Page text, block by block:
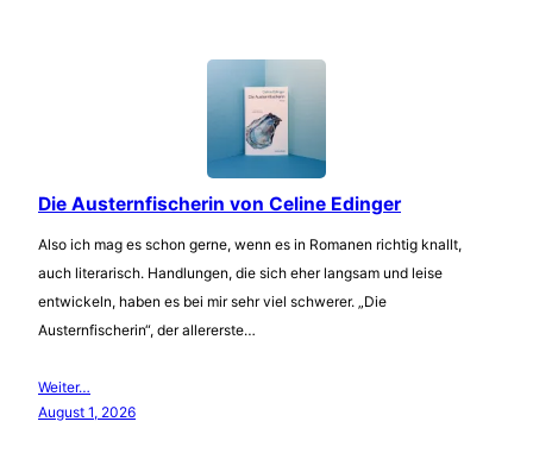
Die Austernfischerin von Celine Edinger
Also ich mag es schon gerne, wenn es in Romanen richtig knallt,
auch literarisch. Handlungen, die sich eher langsam und leise
entwickeln, haben es bei mir sehr viel schwerer. „Die
Austernfischerin“, der allererste…
Weiter…
August 1, 2026